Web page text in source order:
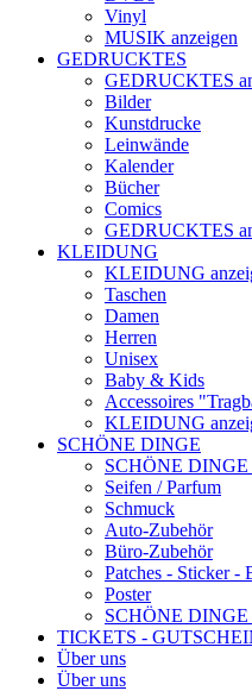
Vinyl
MUSIK anzeigen
GEDRUCKTES
GEDRUCKTES
Bilder
Kunstdrucke
Leinwände
Kalender
Bücher
Comics
GEDRUCKTES
KLEIDUNG
KLEIDUNG
Taschen
Damen
Herren
Unisex
Baby & Kids
Accessoires
KLEIDUNG
SCHÖNE DINGE
SCHÖNE DINGE
Seifen / Parfum
Schmuck
Auto-Zubehör
Büro-Zubehör
Patches - Sticker -
Poster
SCHÖNE DINGE
TICKETS -
Über uns
Über uns